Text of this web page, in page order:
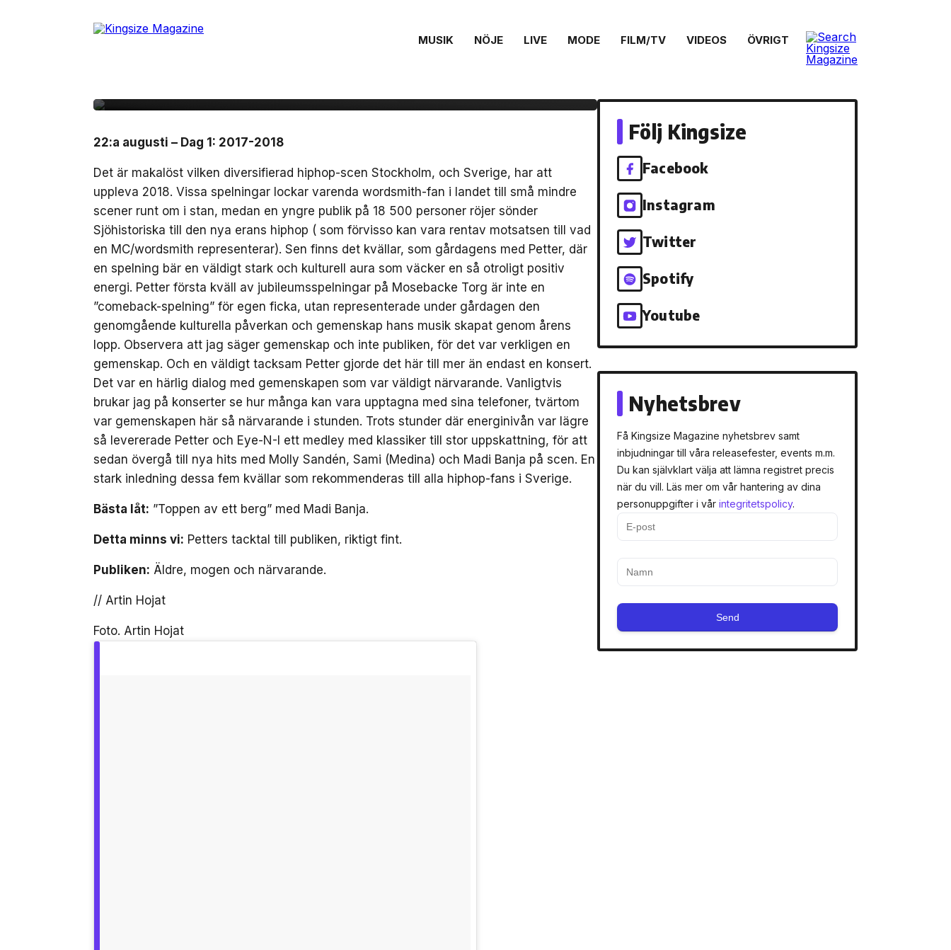
MUSIK NÖJE LIVE MODE FILM/TV VIDEOS ÖVRIGT
RECENSION 23 augusti, 2018
Konsertrecension – Petter 20-årsjubileum
22:a augusti – Dag 1: 2017-2018
Det är makalöst vilken diversifierad hiphop-scen Stockholm, och Sverige, har att
uppleva 2018. Vissa spelningar lockar varenda wordsmith-fan i landet till små mindre
scener runt om i stan, medan en yngre publik på 18 500 personer röjer sönder
Sjöhistoriska till den nya erans hiphop ( som förvisso kan vara rentav motsatsen till vad
en MC/wordsmith representerar). Sen finns det kvällar, som gårdagens med Petter, där
en spelning bär en väldigt stark och kulturell aura som väcker en så otroligt positiv
energi. Petter första kväll av jubileumsspelningar på Mosebacke Torg är inte en
”comeback-spelning” för egen ficka, utan representerade under gårdagen den
genomgående kulturella påverkan och gemenskap hans musik skapat genom årens
lopp. Observera att jag säger gemenskap och inte publiken, för det var verkligen en
gemenskap. Och en väldigt tacksam Petter gjorde det här till mer än endast en konsert.
Det var en härlig dialog med gemenskapen som var väldigt närvarande. Vanligtvis
brukar jag på konserter se hur många kan vara upptagna med sina telefoner, tvärtom
var gemenskapen här så närvarande i stunden. Trots stunder där energinivån var lägre
så levererade Petter och Eye-N-I ett medley med klassiker till stor uppskattning, för att
sedan övergå till nya hits med Molly Sandén, Sami (Medina) och Madi Banja på scen. En
stark inledning dessa fem kvällar som rekommenderas till alla hiphop-fans i Sverige.
Bästa låt: ”Toppen av ett berg” med Madi Banja.
Detta minns vi: Petters tacktal till publiken, riktigt fint.
Publiken: Äldre, mogen och närvarande.
// Artin Hojat
Foto. Artin Hojat
Följ Kingsize
Facebook
Instagram
Twitter
Spotify
Youtube
Nyhetsbrev
Få Kingsize Magazine nyhetsbrev samt
inbjudningar till våra releasefester, events m.m.
Du kan självklart välja att lämna registret precis
när du vill. Läs mer om vår hantering av dina
personuppgifter i vår integritetspolicy.
Send